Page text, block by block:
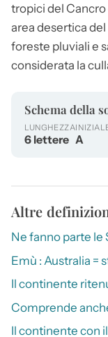
tropici del Cancro
area desertica
foreste pluviali e
considerata la
Schema della
LUNGHEZZA
6 lettere A
Altre
Ne fanno parte le
Emù : Australia =
Il continente
Comprende
Il continente con